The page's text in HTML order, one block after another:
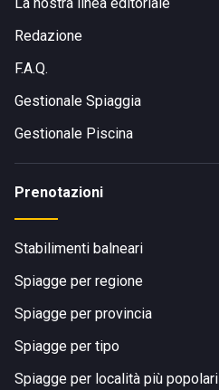
Redazione
F.A.Q.
Gestionale Spiaggia
Gestionale Piscina
Prenotazioni
Stabilimenti balneari
Spiagge per regione
Spiagge per provincia
Spiagge per tipo
Spiagge per località più popolari